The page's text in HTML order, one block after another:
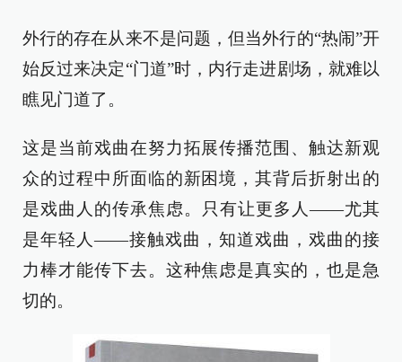
外行的存在从来不是问题，但当外行的“热闹”开
始反过来决定“门道”时，内行走进剧场，就难以
瞧见门道了。
这是当前戏曲在努力拓展传播范围、触达新观
众的过程中所面临的新困境，其背后折射出的
是戏曲人的传承焦虑。只有让更多人——尤其
是年轻人——接触戏曲，知道戏曲，戏曲的接
力棒才能传下去。这种焦虑是真实的，也是急
切的。